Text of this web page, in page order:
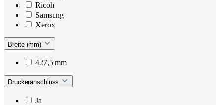
Ricoh
Samsung
Xerox
Breite (mm)
427,5 mm
Druckeranschluss
Ja